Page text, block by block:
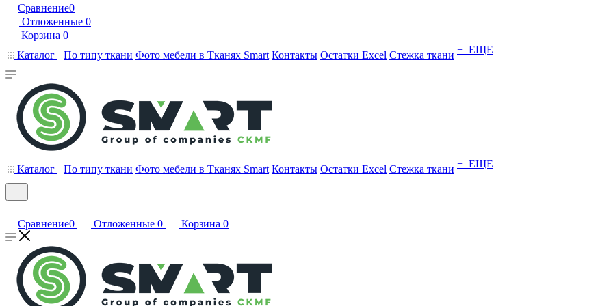
Сравнение0
Отложенные 0
Корзина 0
Каталог
По типу ткани Фото мебели в Тканях Smart Контакты Остатки Excel Стежка ткани + ЕЩЕ
Каталог По типу ткани Фото мебели в Тканях Smart Контакты Остатки Excel Стежка ткани + ЕЩЕ
Сравнение0 Отложенные 0 Корзина 0